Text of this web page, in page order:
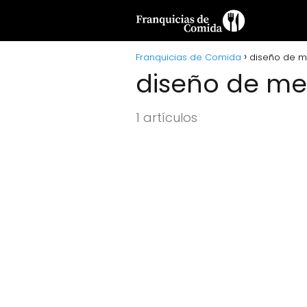
Franquicias de Comida diseño de
diseño de
1 artículos